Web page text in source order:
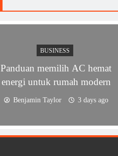
BUSINESS
Panduan memilih AC hemat
energi untuk rumah modern
Benjamin Taylor 3 days ago